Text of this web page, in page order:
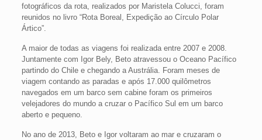
fotográficos da rota, realizados por Maristela Colucci, foram
reunidos no livro “Rota Boreal, Expedição ao Círculo Polar
Ártico”.
A maior de todas as viagens foi realizada entre 2007 e 2008.
Juntamente com Igor Bely, Beto atravessou o Oceano Pacífico
partindo do Chile e chegando a Austrália. Foram meses de
viagem contando as paradas e após 17.000 quilômetros
navegados em um barco sem cabine foram os primeiros
velejadores do mundo a cruzar o Pacífico Sul em um barco
aberto e pequeno.
No ano de 2013, Beto e Igor voltaram ao mar e cruzaram o